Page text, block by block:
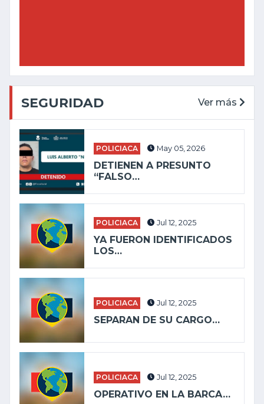
SEGURIDAD Ver más
POLICIACA May 05, 2026
DETIENEN A PRESUNTO
“FALSO…
POLICIACA Jul 12, 2025
YA FUERON IDENTIFICADOS
LOS…
POLICIACA Jul 12, 2025
SEPARAN DE SU CARGO…
POLICIACA Jul 12, 2025
OPERATIVO EN LA BARCA…